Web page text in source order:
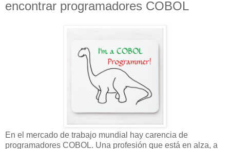
encontrar programadores COBOL
En el mercado de trabajo mundial hay carencia de
programadores COBOL. Una profesión que está en alza, a